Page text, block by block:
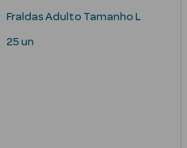
Fraldas Adulto Tamanho L
25 un